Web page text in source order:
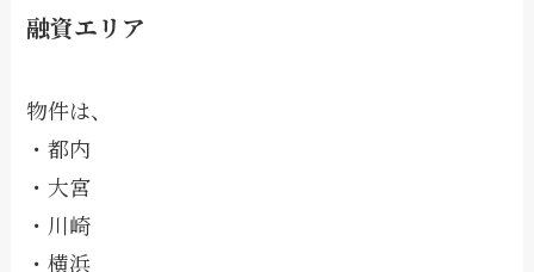
融資エリア
物件は、
・都内
・大宮
・川崎
・横浜